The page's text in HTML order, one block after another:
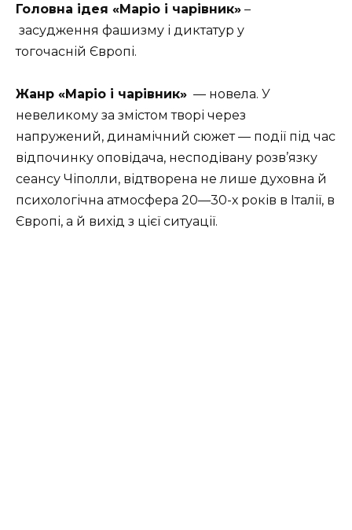
Головна ідея «Маріо і чарівник» –
засудження фашизму і диктатур у
тогочасній Європі.
Жанр «Маріо і чарівник» — новела. У
невеликому за змістом творі через
напружений, динамічний сюжет — події під час
відпочинку оповідача, несподівану розв’язку
сеансу Чіполли, відтворена не лише духовна й
психологічна атмосфера 20—30-х років в Італії, в
Європі, а й вихід з цієї ситуації.